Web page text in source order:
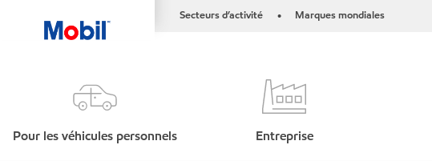
Secteurs d’activité • Marques mondiales
Pour les véhicules personnels Entreprise